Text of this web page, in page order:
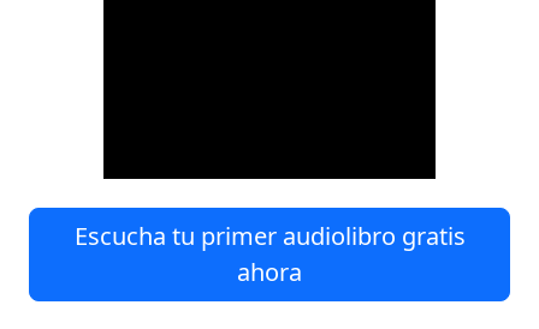
Escucha tu primer audiolibro gratis
ahora